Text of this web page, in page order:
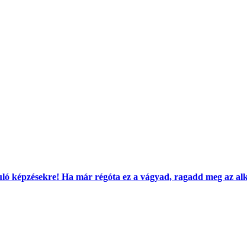
képzésekre! Ha már régóta ez a vágyad, ragadd meg az